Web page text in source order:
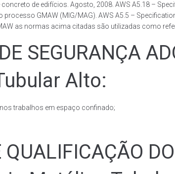
de edifícios. Agosto, 2008. AWS A5.18 –
GMAW (MIG/MAG). AWS A5.5 –
as normas acima citadas são utilizadas como
SEGURANÇA
Alto:
trabalhos em espaço confinado;
QUALIFICAÇÃO